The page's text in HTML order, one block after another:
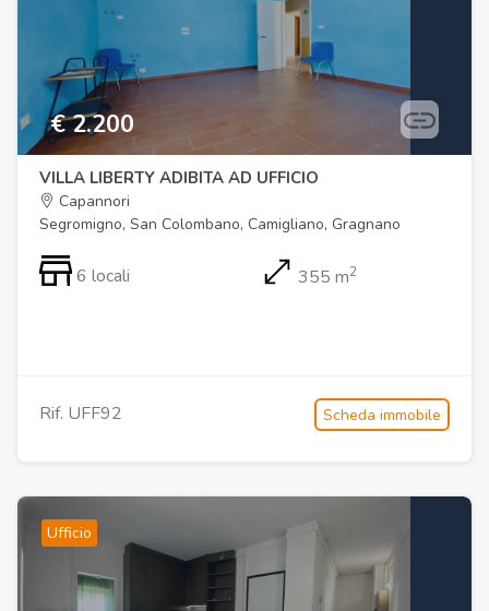
€ 2.200
VILLA LIBERTY ADIBITA AD UFFICIO
Capannori
Segromigno, San Colombano, Camigliano, Gragnano
6 locali 355 m2
Rif. UFF92 Scheda immobile
Ufficio